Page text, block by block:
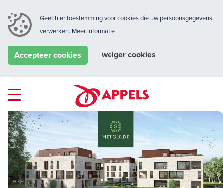
Geef hier toestemming voor cookies die uw persoonsgegevens
verwerken. Meer informatie
Accepteer cookies weiger cookies